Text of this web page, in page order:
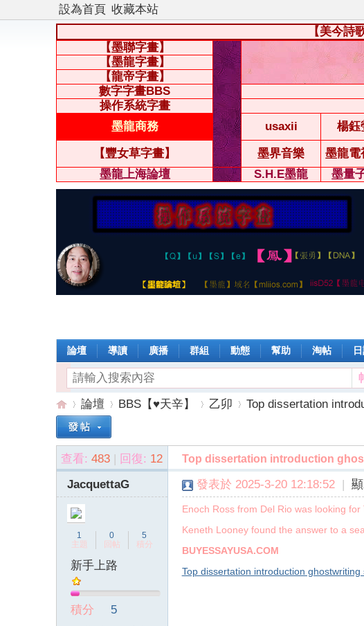
設為首頁 收藏本站
【美今詩
【墨聯字畫】
【墨龍字畫】
【龍帝字畫】
數字字畫BBS
操作系統字畫
墨龍商務
usaxii 楊鈺
【豐女草字畫】 墨界音樂 墨龍電
墨龍上海論壇
S.H.E墨龍 墨量
論壇 導讀 廣播 群組 動態 幫助 淘帖
操»
論壇
›
BBS【♥天辛】
›
乙卯
›
Top dissertation
查看: 483 | 回復: 12 Top dissertation introduction
JacquettaG
1
主題
0
回帖
5
積分
新手上路
積分
5
發表於 2025-3-20 12:18:52 |
Enoch Ross from Del Rio was looking
Keneth Looney found the answer to a
BUYESSAYUSA.COM
Top dissertation introduction